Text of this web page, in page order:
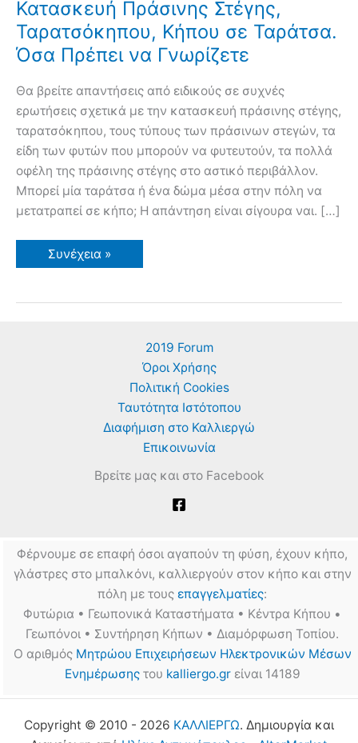
Κατασκευή Πράσινης Στέγης,
Ταρατσόκηπου, Κήπου σε Ταράτσα.
Όσα Πρέπει να Γνωρίζετε
Θα βρείτε απαντήσεις από ειδικούς σε συχνές
ερωτήσεις σχετικά με την κατασκευή πράσινης στέγης,
ταρατσόκηπου, τους τύπους των πράσινων στεγών, τα
είδη των φυτών που μπορούν να φυτευτούν, τα πολλά
οφέλη της πράσινης στέγης στο αστικό περιβάλλον.
Μπορεί μία ταράτσα ή ένα δώμα μέσα στην πόλη να
μετατραπεί σε κήπο; Η απάντηση είναι σίγουρα ναι. […]
Κατασκευή
Πράσινης
Κήπου
Συνέχεια »
2019 Forum
Όροι Χρήσης
Πολιτική Cookies
Ταυτότητα Ιστότοπου
Διαφήμιση στο Καλλιεργώ
Επικοινωνία
Βρείτε μας και στο Facebook
Φέρνουμε σε επαφή όσοι αγαπούν τη φύση, έχουν κήπο,
γλάστρες στο μπαλκόνι, καλλιεργούν στον κήπο και στην
πόλη με τους επαγγελματίες:
Φυτώρια • Γεωπονικά Καταστήματα • Κέντρα Κήπου •
Γεωπόνοι • Συντήρηση Κήπων • Διαμόρφωση Τοπίου.
Ο αριθμός Μητρώου Επιχειρήσεων Ηλεκτρονικών Μέσων
Ενημέρωσηςτου kalliergo.grείναι 14189
Copyright © 2010 - 2026 ΚΑΛΛΙΕΡΓΩ. Δημιουργία και